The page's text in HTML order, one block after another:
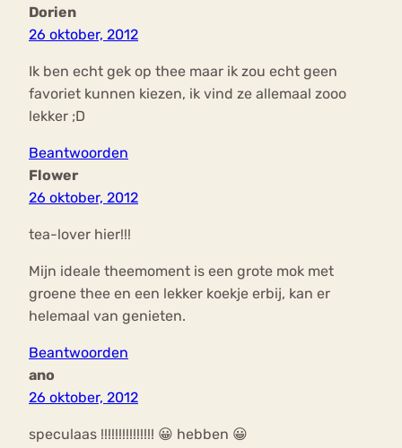
Dorien
26 oktober, 2012
Ik ben echt gek op thee maar ik zou echt geen
favoriet kunnen kiezen, ik vind ze allemaal zooo
lekker ;D
Beantwoorden
Flower
26 oktober, 2012
tea-lover hier!!!
Mijn ideale theemoment is een grote mok met
groene thee en een lekker koekje erbij, kan er
helemaal van genieten.
Beantwoorden
ano
26 oktober, 2012
speculaas !!!!!!!!!!!!!!! 😀 hebben 😀